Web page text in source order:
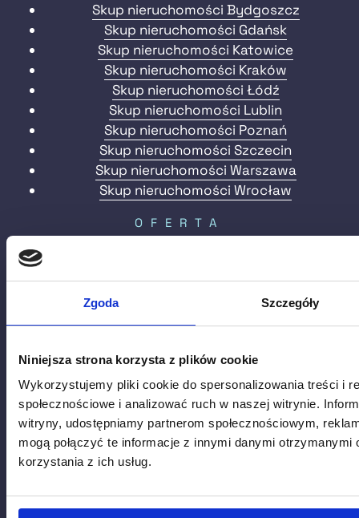
Zgoda Szczegóły
Niniejsza strona korzysta z plików cookie
Wykorzystujemy pliki cookie do spersonalizowania treści i
społecznościowe i analizować ruch w naszej witrynie.
witryny, udostępniamy partnerom społecznościowym,
mogą połączyć te informacje z innymi danymi
korzystania z ich usług.
Skup nieruchomości Bydgoszcz
Skup nieruchomości Gdańsk
Skup nieruchomości Katowice
Skup nieruchomości Kraków
Skup nieruchomości Łódź
Skup nieruchomości Lublin
Skup nieruchomości Poznań
Skup nieruchomości Szczecin
Skup nieruchomości Warszawa
Skup nieruchomości Wrocław
OFERTA
Skup udziałów w nieruchomości
Skup zadłużonych nieruchomości
O nas
Blog
FAQ
Historie